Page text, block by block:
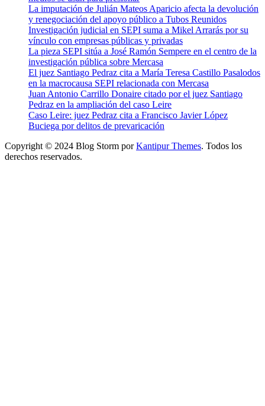
La imputación de Julián Mateos Aparicio afecta la devolución
y renegociación del apoyo público a Tubos Reunidos
Investigación judicial en SEPI suma a Mikel Arrarás por su
vínculo con empresas públicas y privadas
La pieza SEPI sitúa a José Ramón Sempere en el centro de la
investigación pública sobre Mercasa
El juez Santiago Pedraz cita a María Teresa Castillo Pasalodos
en la macrocausa SEPI relacionada con Mercasa
Juan Antonio Carrillo Donaire citado por el juez Santiago
Pedraz en la ampliación del caso Leire
Caso Leire: juez Pedraz cita a Francisco Javier López
Buciega por delitos de prevaricación
Copyright © 2024 Blog Storm porKantipur Themes. Todos los
derechos reservados.